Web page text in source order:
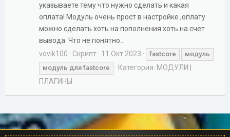
указываете тему что нужно сделать и какая
оплата! Модуль очень прост в настройке ,оплату
можно сделать хоть на пополнения хоть на счет
вывода. Что не понятно...
vovik100
Скрипт 11 Окт 2023 fastcore
модуль
модуль для fastcore Категория: МОДУЛИ |
ПЛАГИНЫ